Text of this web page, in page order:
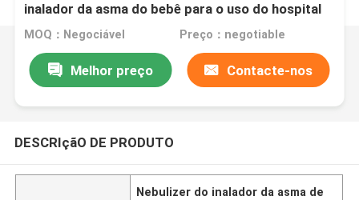
inalador da asma do bebê para o uso do hospital
MOQ：Negociável Preço：negotiable
Melhor preço Contacte-nos
DESCRIçãO DE PRODUTO
Nebulizer do inalador da asma de